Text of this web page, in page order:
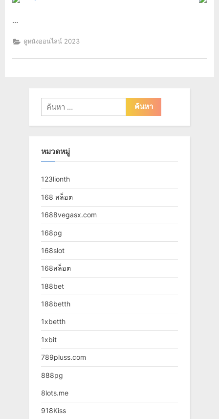
…
ดูหนังออนไลน์ 2023
ค้นหา
สำหรับ:
หมวดหมู่
123lionth
168 สล็อต
1688vegasx.com
168pg
168slot
168สล็อต
188bet
188betth
1xbetth
1xbit
789pluss.com
888pg
8lots.me
918Kiss